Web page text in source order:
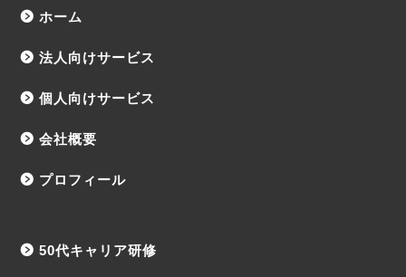
ホーム
法人向けサービス
個人向けサービス
会社概要
プロフィール
50代キャリア研修